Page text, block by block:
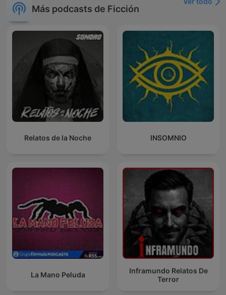
Más podcasts de Ficción
Relatos de la Noche INSOMNIO
La Mano Peluda
Inframundo Relatos De
Terror